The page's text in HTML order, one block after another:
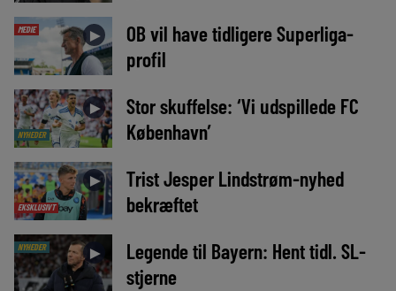
MEDIE ►
OB vil have tidligere Superliga-
profil
NYHEDER
►
Stor skuffelse: ‘Vi udspillede FC
København’
EKSKLUSIVT
►
Trist Jesper Lindstrøm-nyhed
bekræftet
NYHEDER ►
Legende til Bayern: Hent tidl. SL-
stjerne